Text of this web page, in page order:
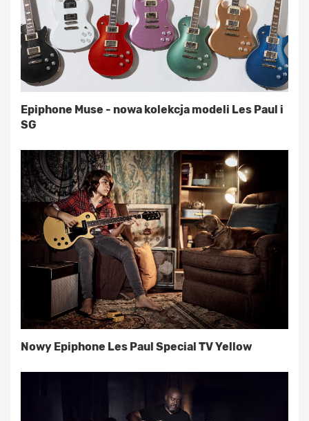
Epiphone Muse - nowa kolekcja modeli Les Paul i
SG
Nowy Epiphone Les Paul Special TV Yellow